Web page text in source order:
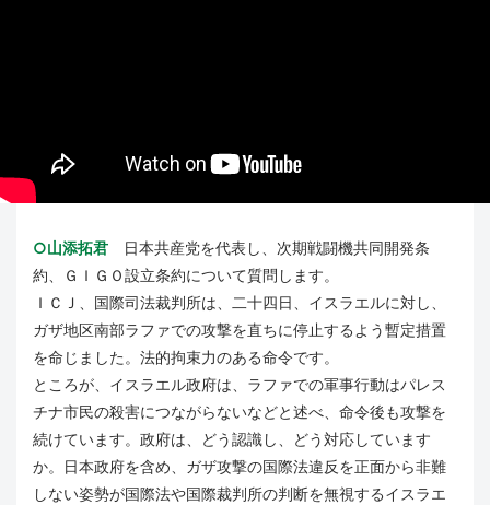
○山添拓君 日本共産党を代表し、次期戦闘機共同開発条
約、ＧＩＧＯ設立条約について質問します。
ＩＣＪ、国際司法裁判所は、二十四日、イスラエルに対し、
ガザ地区南部ラファでの攻撃を直ちに停止するよう暫定措置
を命じました。法的拘束力のある命令です。
ところが、イスラエル政府は、ラファでの軍事行動はパレス
チナ市民の殺害につながらないなどと述べ、命令後も攻撃を
続けています。政府は、どう認識し、どう対応しています
か。日本政府を含め、ガザ攻撃の国際法違反を正面から非難
しない姿勢が国際法や国際裁判所の判断を無視するイスラエ